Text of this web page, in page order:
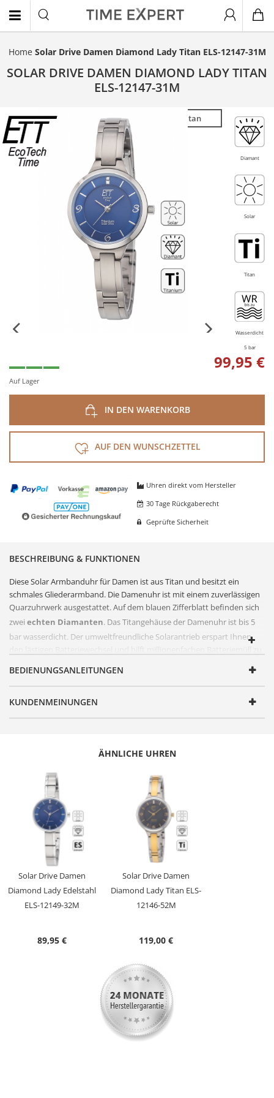
Home Solar Drive Damen Diamond Lady Titan ELS-12147-31M
SOLAR DRIVE DAMEN DIAMOND LADY TITAN
ELS-12147-31M
Titan
Diamant
Solar
Titan
Wasserdicht
5 bar
99,95 €
Auf Lager
IN DEN WARENKORB
AUF DEN WUNSCHZETTEL
Uhren direkt vom Hersteller
30 Tage Rückgaberecht
Geprüfte Sicherheit
BESCHREIBUNG & FUNKTIONEN
Diese Solar Armbanduhr für Damen ist ausTitan und besitzt ein
schmales Gliederarmband. Die Damenuhr ist mit einem zuverlässigen
Quarzuhrwerk ausgestattet. Auf dem blauen Zifferblatt befinden sich
zwei echten Diamanten. DasTitangehäuse der Damenuhr ist bis 5
bar wasserdicht. Der umweltfreundliche Solarantrieb erspart Ihnen
Artikelnummer
Geschlecht
Damen
Diamond Lady
Modisch elegant
Antrieb
Solar Drive
Batterie/ Akku Typ
MT621 (Akku)
Uhrwerk
Genauigkeit
+/- 20 Sekunden/Monat
Anzeige
Analog
Besondere
Funktionen
Niedrigenergie-Anzeige,
Stunde/Minute/Sekunde,
5 Bar
Mineralglas
Titan
Titan
BEDIENUNGSANLEITUNGEN
KUNDENMEINUNGEN
ÄHNLICHE UHREN
Solar Drive Damen
Diamond Lady Edelstahl
ELS-12149-32M
89,95 €
Solar Drive Damen
Diamond Lady Titan ELS-
12146-52M
119,00 €